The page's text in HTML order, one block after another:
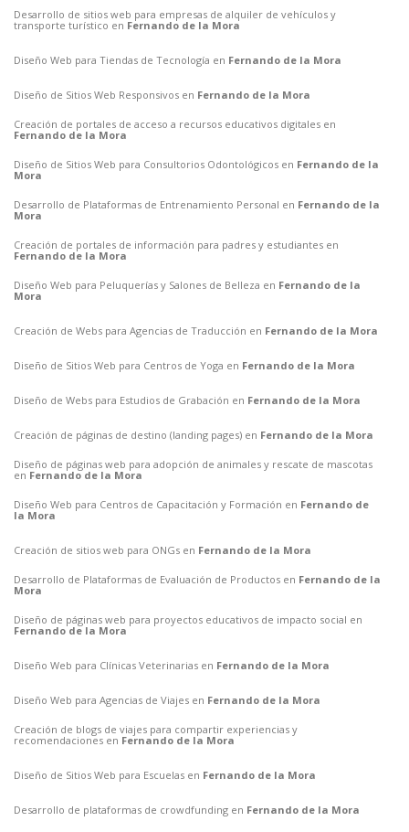
Desarrollo de sitios web para empresas de alquiler de vehículos y
transporte turístico en Fernando de la Mora
Diseño Web para Tiendas de Tecnología en Fernando de la Mora
Diseño de Sitios Web Responsivos en Fernando de la Mora
Creación de portales de acceso a recursos educativos digitales en
Fernando de la Mora
Diseño de Sitios Web para Consultorios Odontológicos en Fernando de la
Mora
Desarrollo de Plataformas de Entrenamiento Personal en Fernando de la
Mora
Creación de portales de información para padres y estudiantes en
Fernando de la Mora
Diseño Web para Peluquerías y Salones de Belleza en Fernando de la
Mora
Creación de Webs para Agencias de Traducción en Fernando de la Mora
Diseño de Sitios Web para Centros de Yoga en Fernando de la Mora
Diseño de Webs para Estudios de Grabación en Fernando de la Mora
Creación de páginas de destino (landing pages) en Fernando de la Mora
Diseño de páginas web para adopción de animales y rescate de mascotas
en Fernando de la Mora
Diseño Web para Centros de Capacitación y Formación en Fernando de
la Mora
Creación de sitios web para ONGs en Fernando de la Mora
Desarrollo de Plataformas de Evaluación de Productos en Fernando de la
Mora
Diseño de páginas web para proyectos educativos de impacto social en
Fernando de la Mora
Diseño Web para Clínicas Veterinarias en Fernando de la Mora
Diseño Web para Agencias de Viajes en Fernando de la Mora
Creación de blogs de viajes para compartir experiencias y
recomendaciones en Fernando de la Mora
Diseño de Sitios Web para Escuelas en Fernando de la Mora
Desarrollo de plataformas de crowdfunding en Fernando de la Mora